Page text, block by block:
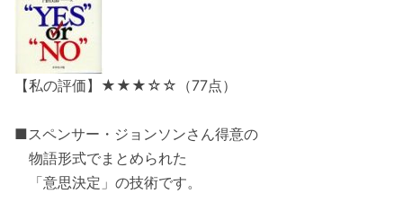
【私の評価】★★★☆☆（77点）
■スペンサー・ジョンソンさん得意の
物語形式でまとめられた
「意思決定」の技術です。